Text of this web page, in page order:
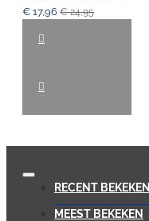
€ 17,96 € 24,95
RECENT BEKEKEN
MEEST BEKEKEN